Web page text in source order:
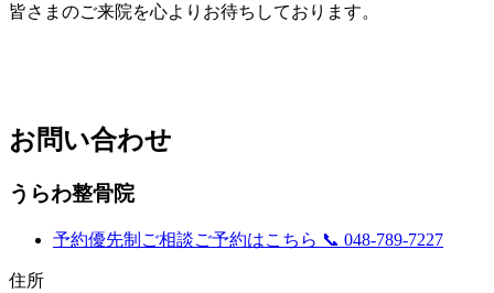
皆さまのご来院を心よりお待ちしております。
お問い合わせ
うらわ整骨院
予約優先制 ご相談ご予約はこちら 📞 048-789-7227
住所